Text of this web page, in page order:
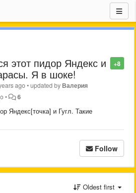
+8
этот пидор Яндекс и
Я в шоке!
ago•updated byВалерия
• 6
Яндекс[точка] и Гугл. Такие
Follow
Oldest first